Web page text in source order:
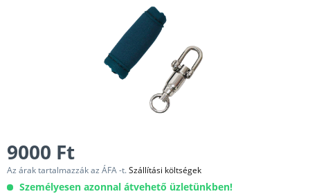
9000 Ft
Az árak tartalmazzák az ÁFA -t.Szállítási költségek
Személyesen azonnal átvehető üzletünkben!